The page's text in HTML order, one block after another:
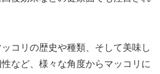
コリの歴史や種類、そして美味し
など、様々な角度からマッコリに